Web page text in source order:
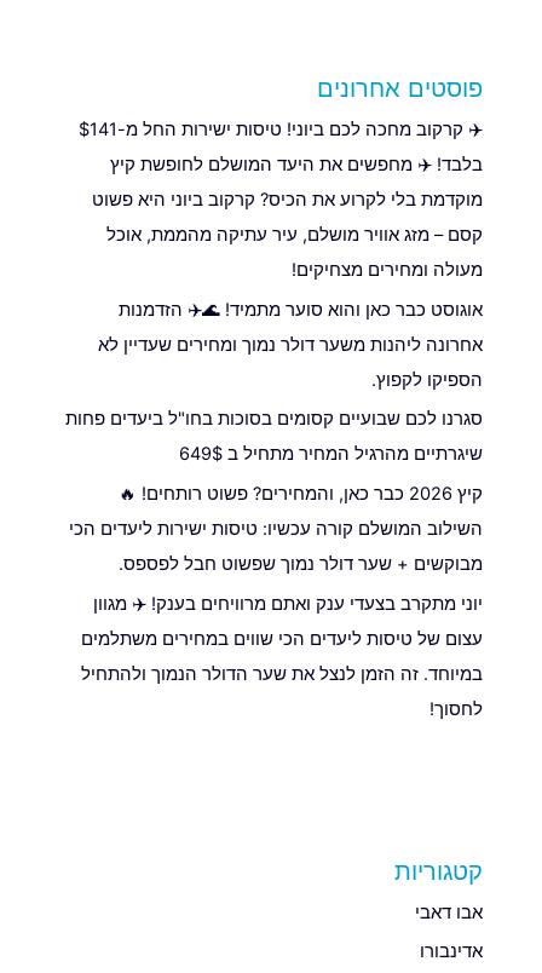
פוסטים אחרונים
✈️ קרקוב מחכה לכם ביוני! טיסות ישירות החל מ-$141
בלבד! ✈️ מחפשים את היעד המושלם לחופשת קיץ
מוקדמת בלי לקרוע את הכיס? קרקוב ביוני היא פשוט
קסם – מזג אוויר מושלם, עיר עתיקה מהממת, אוכל
מעולה ומחירים מצחיקים!
אוגוסט כבר כאן והוא סוער מתמיד! 🌊✈️ הזדמנות
אחרונה ליהנות משער דולר נמוך ומחירים שעדיין לא
הספיקו לקפוץ.
סגרנו לכם שבועיים קסומים בסוכות בחו"ל ביעדים פחות
שיגרתיים מהרגיל המחיר מתחיל ב 649$
קיץ 2026 כבר כאן, והמחירים? פשוט רותחים! 🔥
השילוב המושלם קורה עכשיו: טיסות ישירות ליעדים הכי
מבוקשים + שער דולר נמוך שפשוט חבל לפספס.
יוני מתקרב בצעדי ענק ואתם מרוויחים בענק! ✈️ מגוון
עצום של טיסות ליעדים הכי שווים במחירים משתלמים
במיוחד. זה הזמן לנצל את שער הדולר הנמוך ולהתחיל
לחסוך!
קטגוריות
אבו דאבי
אדינבורו